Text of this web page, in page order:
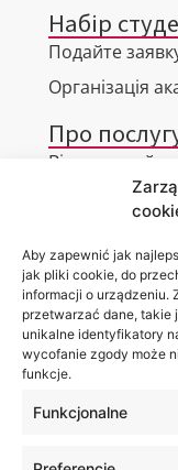
Aby zapewnić jak
jak pliki cookie, do
informacji o urządzeniu.
przetwarzać dane, takie
unikalne identyfikatory
wycofanie zgody może
funkcje.
Funkcjonalne
Набір
Подайте
Організація
Про
Віртуальний тур